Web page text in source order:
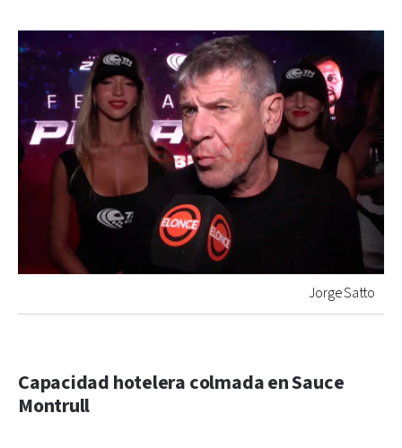
Jorge Satto
Capacidad hotelera colmada en Sauce
Montrull